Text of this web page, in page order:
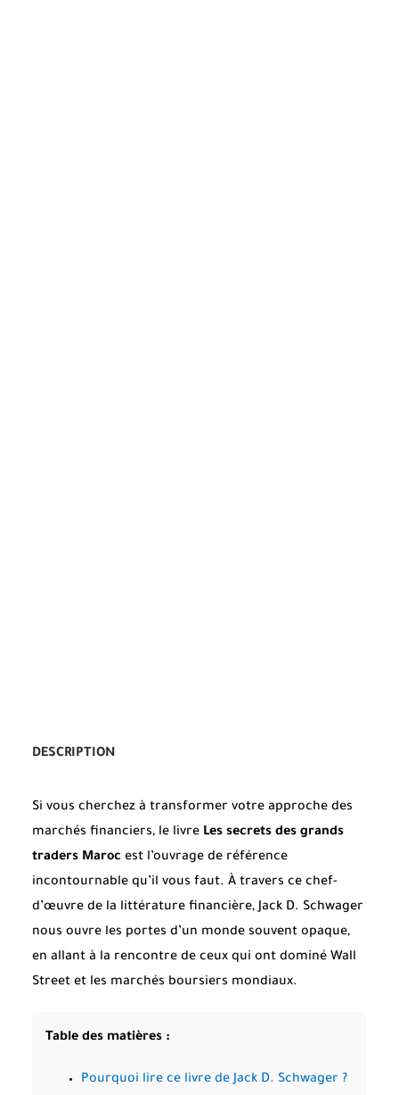
DESCRIPTION
Si vous cherchez à transformer votre approche des
marchés financiers, le livre Les secrets des grands
traders Maroc est l’ouvrage de référence
incontournable qu’il vous faut. À travers ce chef-
d’œuvre de la littérature financière, Jack D. Schwager
nous ouvre les portes d’un monde souvent opaque,
en allant à la rencontre de ceux qui ont dominé Wall
Street et les marchés boursiers mondiaux.
Table des matières :
Pourquoi lire ce livre de Jack D. Schwager ?